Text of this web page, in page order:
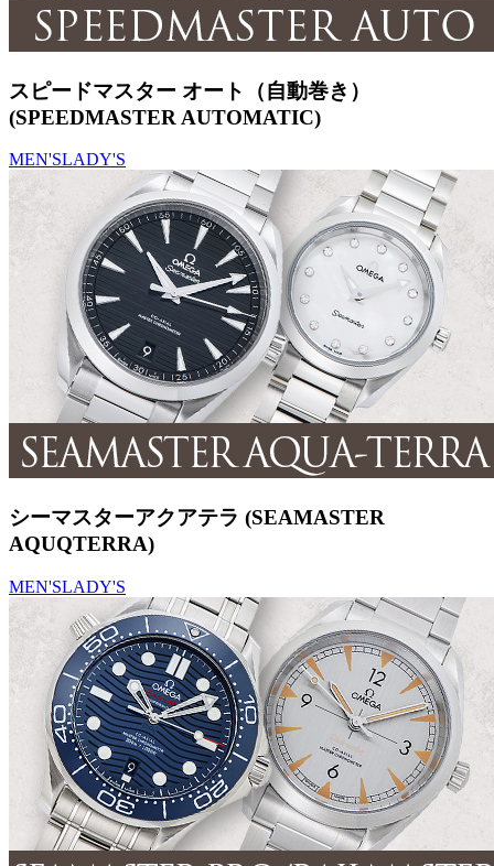
スピードマスター オート（自動巻き）
(SPEEDMASTER AUTOMATIC)
MEN'SLADY'S
シーマスターアクアテラ (SEAMASTER
AQUQTERRA)
MEN'SLADY'S